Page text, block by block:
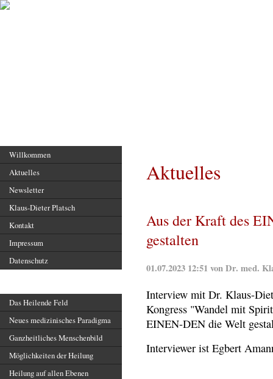
Aktuelles
Aus der Kraft des
gestalten
01.07.2023 12:51 von Dr. med.
Interview mit Dr. Klaus-
Kongress "Wandel mit
EINEN-DEN die Welt
Interviewer ist Egbert
Willkommen
Aktuelles
Newsletter
Klaus-Dieter Platsch
Kontakt
Impressum
Datenschutz
Das Heilende Feld
Neues medizinisches Paradigma
Ganzheitliches Menschenbild
Möglichkeiten der Heilung
Heilung auf allen Ebenen